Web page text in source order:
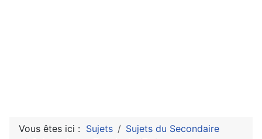
Vous êtes ici : Sujets
Sujets du Secondaire